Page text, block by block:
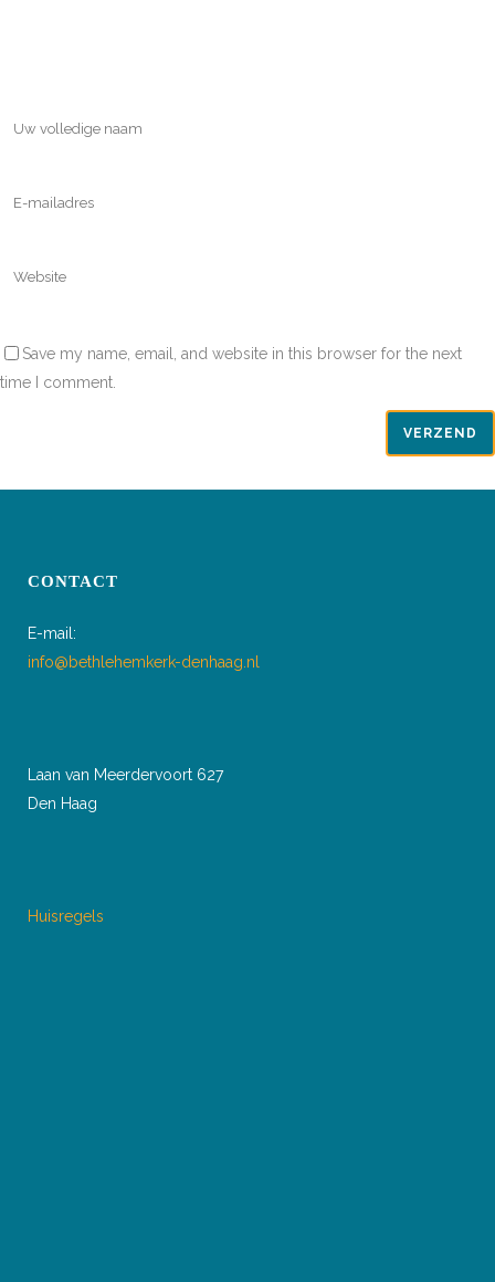
Save my name, email, and website in this browser for the next
time I comment.
CONTACT
E-mail:
info@bethlehemkerk-denhaag.nl
Laan van Meerdervoort 627
Den Haag
Huisregels